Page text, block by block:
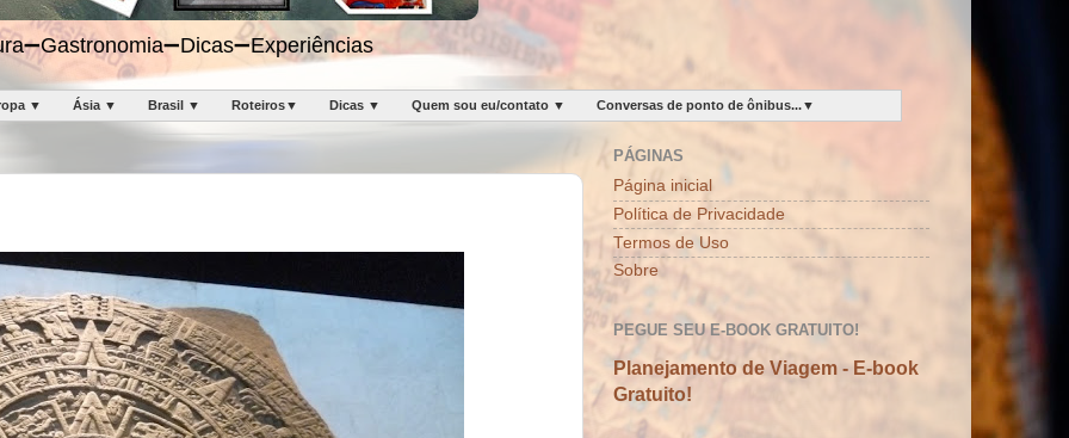
▼ Ásia ▼ Brasil ▼ Roteiros▼ Dicas ▼ Quem sou eu/contato ▼ Conversas de ponto de ônibus...▼
PÁGINAS
Página inicial
Política de Privacidade
Termos de Uso
Sobre
PEGUE SEU E-BOOK GRATUITO!
Planejamento de Viagem - E-book
Gratuito!